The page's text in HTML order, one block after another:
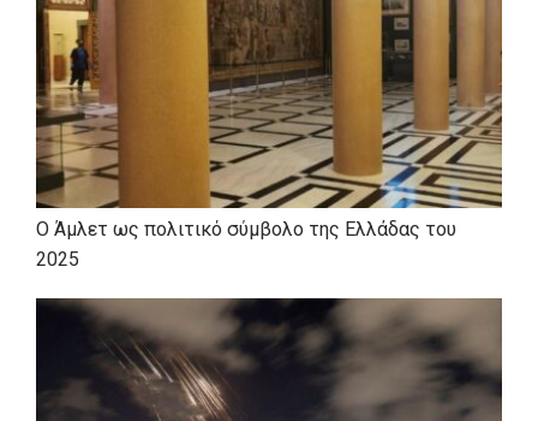
Ο Άμλετ ως πολιτικό σύμβολο της Ελλάδας του
2025